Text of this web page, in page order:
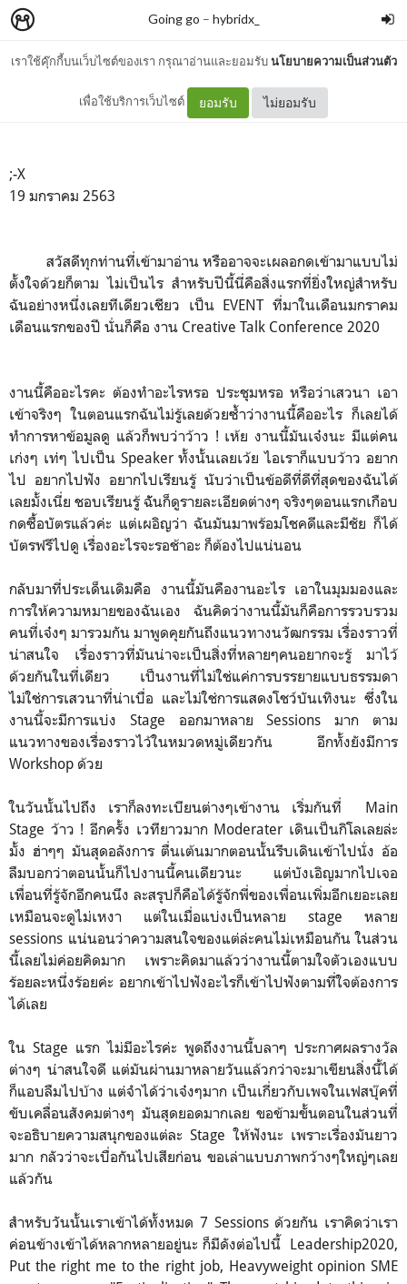
เราใช้คุ๊กกี้บนเว็บไซต์ของเรา กรุณาอ่านและยอมรับนโยบายความเป็นส่วนตัว
เพื่อใช้บริการเว็บไซต์ ยอมรับ ไม่ยอมรับ
Going go – hybridx_
CTC2020
;-X
19 มกราคม 2563
สวัสดีทุกท่านที่เข้ามาอ่าน หรืออาจจะเผลอกดเข้ามาแบบไม่
ตั้งใจด้วยก็ตาม ไม่เป็นไร สำหรับปีนี้นี่คือสิ่งแรกที่ยิ่งใหญ่สำหรับ
ฉันอย่างหนึ่งเลยทีเดียวเชียว เป็น EVENT ที่มาในเดือนมกราคม
เดือนแรกของปี นั่นก็คือ งาน Creative Talk Conference 2020
งานนี้คืออะไรคะ ต้องทำอะไรหรอ ประชุมหรอ หรือว่าเสวนา เอา
เข้าจริงๆ ในตอนแรกฉันไม่รู้เลยด้วยซ้ำว่างานนี้คืออะไร ก็เลยได้
ทำการหาข้อมูลดู แล้วก็พบว่าว้าว ! เห้ย งานนี้มันเจ๋งนะ มีแต่คน
เก่งๆ เท่ๆ ไปเป็น Speaker ทั้งนั้นเลยเว้ย ไอเราก็แบบว้าว อยาก
ไป อยากไปฟัง อยากไปเรียนรู้ นับว่าเป็นข้อดีที่ดีที่สุดของฉันได้
เลยมั้งเนี่ย ชอบเรียนรู้ ฉัันก็ดูรายละเอียดต่างๆ จริงๆตอนแรกเกือบ
กดซื้อบัตรแล้วค่ะ แต่เผอิญว่า ฉันมันมาพร้อมโชคดีและมีชัย ก็ได้
บัตรฟรีไปดู เรื่องอะไรจะรอช้าอะ ก็ต้องไปแน่นอน
กลับมาที่ประเด็นเดิมคือ งานนี้มันคืองานอะไร เอาในมุมมองและ
การให้ความหมายของฉันเอง ฉันคิดว่างานนี้มันก็คือการรวบรวม
คนที่เจ๋งๆ มารวมกัน มาพูดคุยกันถึงแนวทางนวัฒกรรม เรื่องราวที่
น่าสนใจ เรื่องราวที่มันน่าจะเป็นสิ่งที่หลายๆคนอยากจะรู้ มาไว้
ด้วยกันในที่เดียว เป็นงานที่ไม่ใช่แค่การบรรยายแบบธรรมดา
ไม่ใช่การเสวนาที่น่าเบื่อ และไม่ใช่การแสดงโชว์บันเทิงนะ ซึ่งใน
งานนี้จะมีการแบ่ง Stage ออกมาหลาย Sessions มาก ตาม
แนวทางของเรื่องราวไว้ในหมวดหมู่เดียวกัน อีกทั้งยังมีการ
Workshop ด้วย
ในวันนั้นไปถึง เราก็ลงทะเบียนต่างๆเข้างาน เริ่มกันที่ Main
Stage ว้าว ! อีกครั้ง เวทียาวมาก Moderater เดินเป็นกิโลเลยล่ะ
มั้ง ฮ่าๆๆ มันสุดอลังการ ตื่นเต้นมากตอนนั้นรีบเดินเข้าไปนั่ง อ้อ
ลืมบอกว่าตอนนั้นก็ไปงานนี้คนเดียวนะ แต่บังเอิญมากไปเจอ
เพื่อนที่รู้จักอีกคนนึง ละสรุปก็คือได้รู้จักพี่ของเพื่อนเพิ่มอีกเยอะเลย
เหมือนจะดูไม่เหงา แต่ในเมื่อแบ่งเป็นหลาย stage หลาย
sessions แน่นอนว่าความสนใจของแต่ล่ะคนไม่เหมือนกัน ในส่วน
นี้เลยไม่ค่อยคิดมาก เพราะคิดมาแล้วว่างานนี้ตามใจตัวเองแบบ
ร้อยละหนึ่งร้อยค่ะ อยากเข้าไปฟังอะไรก็เข้าไปฟังตามที่ใจต้องการ
ได้เลย
ใน Stage แรก ไม่มีอะไรค่ะ พูดถึงงานนี้บลาๆ ประกาศผลรางวัล
ต่างๆ น่าสนใจดี แต่มันผ่านมาหลายวันแล้วกว่าจะมาเขียนสิ่งนี้ได้
ก็แอบลืมไปบ้าง แต่จำได้ว่าเจ๋งๆมาก เป็นเกี่ยวกับเพจในเฟสบุ๊คที่
ขับเคลื่อนสังคมต่างๆ มันสุดยอดมากเลย ขอข้ามขั้นตอนในส่วนที่
จะอธิบายความสนุกของแต่ละ Stage ให้ฟังนะ เพราะเรื่องมันยาว
มาก กลัวว่าจะเบื่อกันไปเสียก่อน ขอเล่าแบบภาพกว้างๆใหญ่ๆเลย
แล้วกัน
สำหรับวันนั้นเราเข้าได้ทั้งหมด 7 Sessions ด้วยกัน เราคิดว่าเรา
ค่อนข้างเข้าได้หลากหลายอยู่นะ ก็มีดังต่อไปนี้ Leadership2020,
Put the right me to the right job, Heavyweight opinion SME